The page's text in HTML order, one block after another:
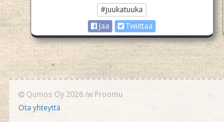
#juukatuuka
Jaa
Twiittaa
Qumos Oy 2026/w Proomu
Ota yhteyttä